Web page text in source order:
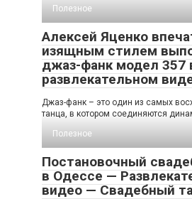
Полезное
Алексей Яценко
изящным стилем
джаз-фанк модел 357
развлекательном
Джаз-фанк – это один из самых
танца, в котором соединяются
Полезное
Постановочный
в Одессе —
видео — Свадебный